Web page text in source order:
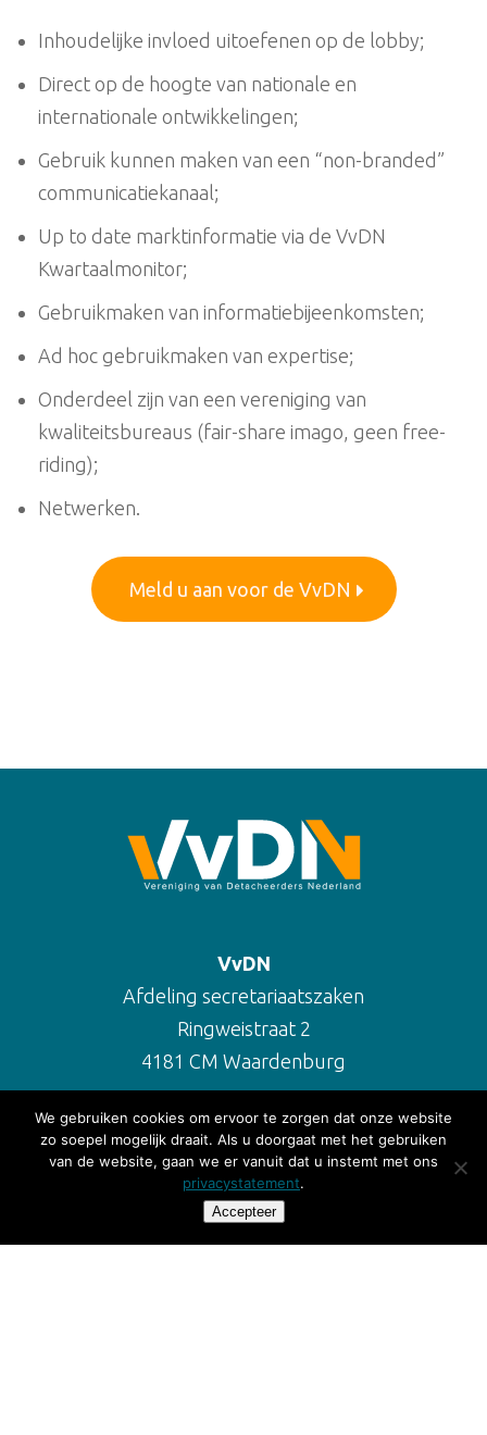
Inhoudelijke invloed uitoefenen op de lobby;
Direct op de hoogte van nationale en
internationale ontwikkelingen;
Gebruik kunnen maken van een “non-branded”
communicatiekanaal;
Up to date marktinformatie via de VvDN
Kwartaalmonitor;
Gebruikmaken van informatiebijeenkomsten;
Ad hoc gebruikmaken van expertise;
Onderdeel zijn van een vereniging van
kwaliteitsbureaus (fair-share imago, geen free-
riding);
Netwerken.
Meld u aan voor de VvDN
VvDN
Afdeling secretariaatszaken
Ringweistraat 2
4181 CM Waardenburg
E-mail: info@vvdn.nl
Tel:085 0645 731
We gebruiken cookies om ervoor te zorgen dat onze website
zo soepel mogelijk draait. Als u doorgaat met het gebruiken
van de website, gaan we er vanuit dat u instemt met ons
privacystatement.
Accepteer